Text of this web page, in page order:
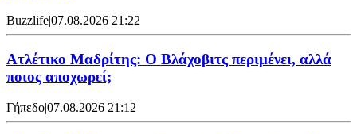
Buzzlife|07.08.2026 21:22
Ατλέτικο Μαδρίτης: Ο Βλάχοβιτς περιμένει, αλλά
ποιος αποχωρεί;
Γήπεδο|07.08.2026 21:12